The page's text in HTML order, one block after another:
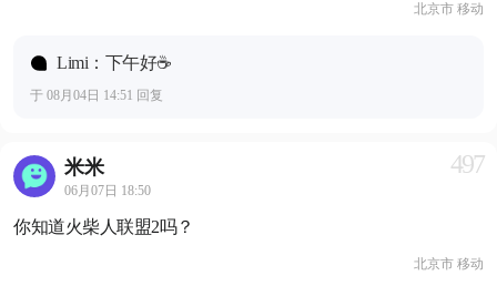
北京市 移动
Limi：下午好☕️
于 08月04日 14:51 回复
米米
06月07日 18:50
497
你知道火柴人联盟2吗？
北京市 移动